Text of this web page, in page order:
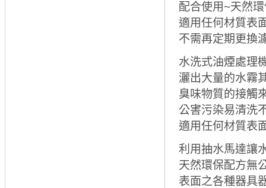
配合使用~天然
適用任何材質表
不需再定期更換
水洗式油煙處理
灑出大量的水霧
臭味物質的接觸
公害污染易清洗
適用任何材質表
利用抽水馬達讓
天然環保配方無
表面之各種器具